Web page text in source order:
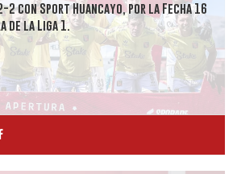
2 con Sport Huancayo, por la Fecha 16
de la Liga 1.